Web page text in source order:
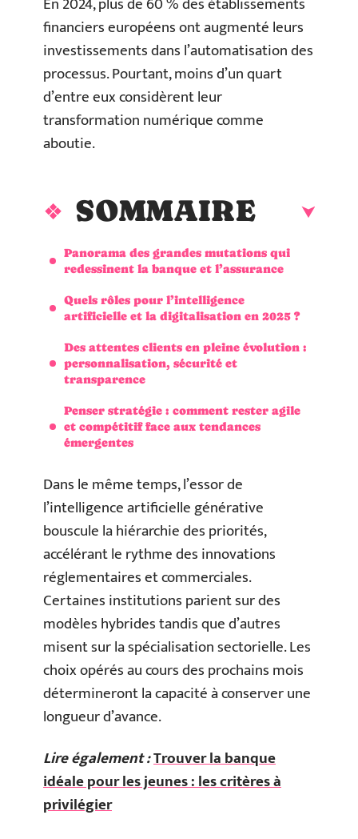
financiers européens ont augmenté leurs
investissements dans l’automatisation des
processus. Pourtant, moins d’un quart
d’entre eux considèrent leur
transformation numérique comme
aboutie.
SOMMAIRE
Panorama des grandes mutations qui
redessinent la banque et l’assurance
Quels rôles pour l’intelligence
artificielle et la digitalisation en 2025 ?
Des attentes clients en pleine évolution :
personnalisation, sécurité et
transparence
Penser stratégie : comment rester agile
et compétitif face aux tendances
émergentes
Dans le même temps, l’essor de
l’intelligence artificielle générative
bouscule la hiérarchie des priorités,
accélérant le rythme des innovations
réglementaires et commerciales.
Certaines institutions parient sur des
modèles hybrides tandis que d’autres
misent sur la spécialisation sectorielle. Les
choix opérés au cours des prochains mois
détermineront la capacité à conserver une
longueur d’avance.
Lire également :Trouver la banque
idéale pour les jeunes : les critères à
privilégier